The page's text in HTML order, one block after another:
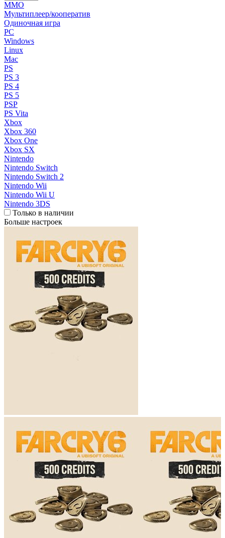
MMO
Мультиплеер/кооператив
Одиночная игра
PC
Windows
Linux
Mac
PS
PS 3
PS 4
PS 5
PSP
PS Vita
Xbox
Xbox 360
Xbox One
Xbox SX
Nintendo
Nintendo Switch
Nintendo Switch 2
Nintendo Wii
Nintendo Wii U
Nintendo 3DS
Только в наличии
Больше настроек